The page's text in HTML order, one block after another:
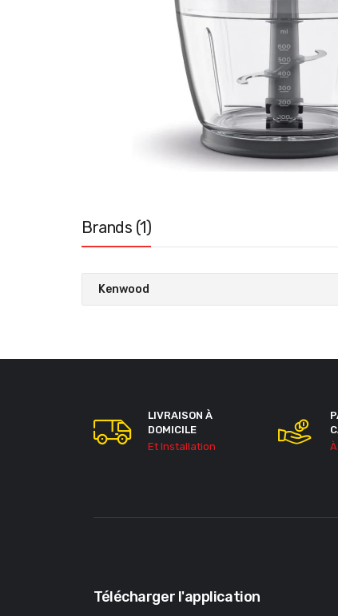
Brands (1)
Kenwood
LIVRAISON À
DOMICILE
Et Installation
Télécharger l'application